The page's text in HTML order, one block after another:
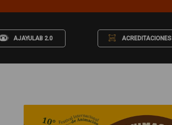
AJAYULAB 2.0 ACREDITACIONES